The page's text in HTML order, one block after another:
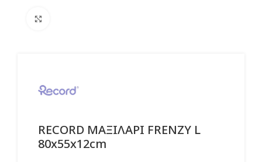
RECORD ΜΑΞΙΛΑΡΙ FRENZY L
80x55x12cm